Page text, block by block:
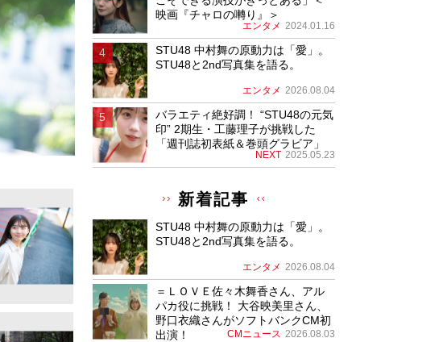
映画『チャロの囀り』＞
エンタメ 2024.01.16
STU48 中村舞の原動力は「愛」。
STU48と2nd写真集を語る。
エンタメ 2026.08.04
バラエティ絶好調！ “STU48の元気
印” 2期生・工藤理子が挑戦した
「週刊誌初表紙＆巻頭グラビア」
NEXT 2025.05.23
新着記事
STU48 中村舞の原動力は「愛」。
STU48と2nd写真集を語る。
エンタメ 2026.08.04
＝ＬＯＶＥ佐々木舞香さん、アル
パカ役に挑戦！ 大谷映美里さん、
野口衣織さんがソフトバンクCM初
出演！
CMニュース 2026.08.03